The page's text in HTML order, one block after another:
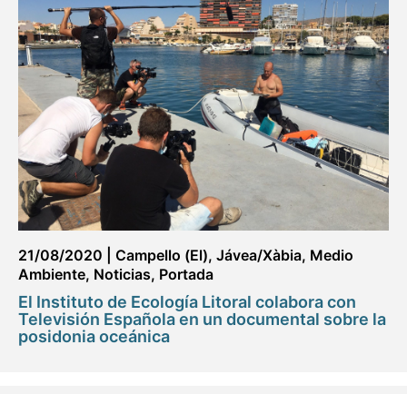
21/08/2020 Campello (El), Jávea/Xàbia, Medio
Ambiente, Noticias, Portada
El Instituto de Ecología Litoral colabora con
Televisión Española en un documental sobre la
posidonia oceánica